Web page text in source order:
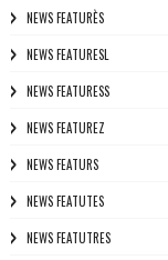
NEWS FEATURÈS
NEWS FEATURESL
NEWS FEATURESS
NEWS FEATUREZ
NEWS FEATURS
NEWS FEATUTES
NEWS FEATUTRES